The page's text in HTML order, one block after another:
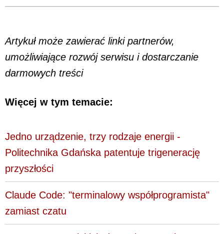
Artykuł może zawierać linki partnerów,
umożliwiające rozwój serwisu i dostarczanie
darmowych treści
Więcej w tym temacie:
Jedno urządzenie, trzy rodzaje energii -
Politechnika Gdańska patentuje trigenerację
przyszłości
Claude Code: "terminalowy współprogramista"
zamiast czatu